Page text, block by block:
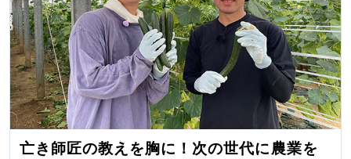
亡き師匠の教えを胸に！次の世代に農業を